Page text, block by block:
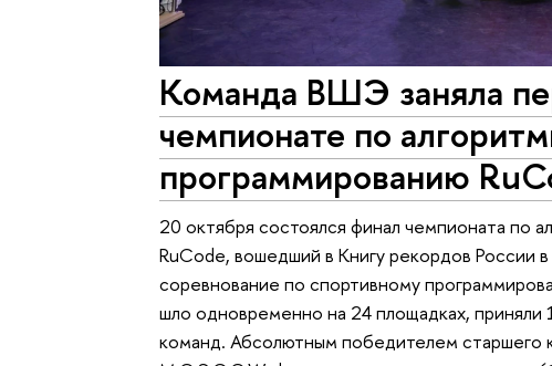
Команда ВШЭ заняла
чемпионате по
программированию
20 октября состоялся финал чемпионата по
RuCode, вошедший в Книгу рекордов России
соревнование по спортивному
шло одновременно на 24 площадках,
команд. Абсолютным победителем старшего